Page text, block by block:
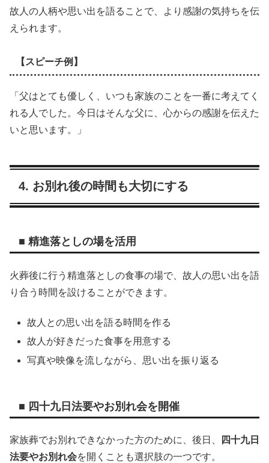
故人の人柄や思い出を語ることで、より感謝の気持ちを伝
えられます。
【スピーチ例】
「父はとても優しく、いつも家族のことを一番に考えてく
れる人でした。今日はそんな父に、心からの感謝を伝えた
いと思います。」
4. お別れ後の時間も大切にする
■ 精進落としの場を活用
火葬後に行う精進落としの食事の場で、故人の思い出を語
り合う時間を設けることができます。
故人との思い出を語る時間を作る
故人が好きだった食事を用意する
写真や映像を流しながら、思い出を振り返る
■ 四十九日法要やお別れ会を開催
家族葬でお別れできなかった方のために、後日、
四十九日
法要やお別れ会を開くことも選択肢の一つです。